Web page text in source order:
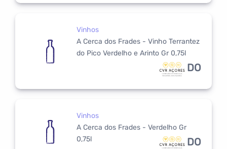
Vinhos
A Cerca dos Frades - Vinho Terrantez
do Pico Verdelho e Arinto Gr 0,75l
DO
Vinhos
A Cerca dos Frades - Verdelho Gr
0,75l
DO